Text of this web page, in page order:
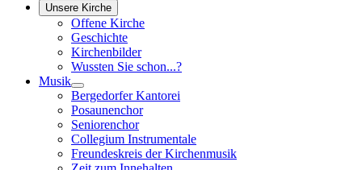
Unsere Kirche
Offene Kirche
Geschichte
Kirchenbilder
Wussten Sie schon...?
Musik
Bergedorfer Kantorei
Posaunenchor
Seniorenchor
Collegium Instrumentale
Freundeskreis der Kirchenmusik